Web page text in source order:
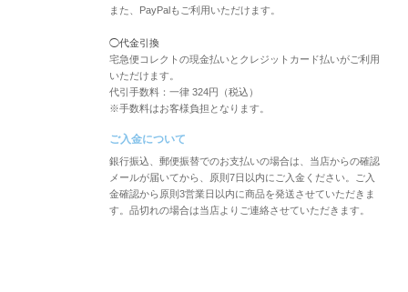
また、PayPalもご利用いただけます。
◯代金引換
宅急便コレクトの現金払いとクレジットカード払いがご利用
いただけます。
代引手数料：一律 324円（税込）
※手数料はお客様負担となります。
ご入金について
銀行振込、郵便振替でのお支払いの場合は、当店からの確認
メールが届いてから、原則7日以内にご入金ください。ご入
金確認から原則3営業日以内に商品を発送させていただきま
す。品切れの場合は当店よりご連絡させていただきます。